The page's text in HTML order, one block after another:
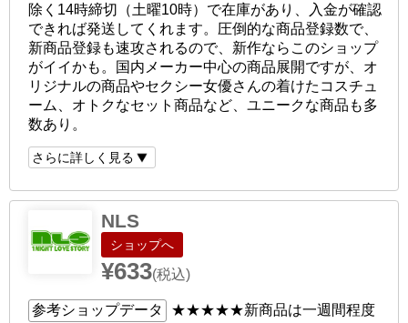
除く14時締切（土曜10時）で在庫があり、入金が確認
できれば発送してくれます。圧倒的な商品登録数で、
新商品登録も速攻されるので、新作ならこのショップ
がイイかも。国内メーカー中心の商品展開ですが、オ
リジナルの商品やセクシー女優さんの着けたコスチュ
ーム、オトクなセット商品など、ユニークな商品も多
数あり。
さらに詳しく見る
NLS
ショップへ
¥633(税込)
参考ショップデータ ★★★★★新商品は一週間程度